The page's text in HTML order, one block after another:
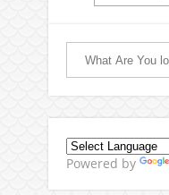
Powered by